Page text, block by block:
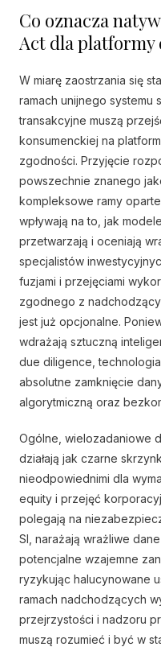
Co oznacza
Act dla platformy
W miarę zaostrzania się
ramach unijnego systemu
transakcyjne muszą
konsumenckiej na
zgodności. Przyjęcie
powszechnie znanego
kompleksowe ramy
wpływają na to, jak
przetwarzają i oceniają
specjalistów
fuzjami i przejęciami
zgodnego z
jest już opcjonalne.
wdrażają sztuczną
due diligence,
absolutne zamknięcie
algorytmiczną oraz
Ogólne, wielozadaniowe
działają jak czarne
nieodpowiednimi dla
equity i przejęć
polegają na
SI, narażają wrażliwe
potencjalne wzajemne
ryzykując halucynowane
ramach nadchodzących
przejrzystości i nadzoru
muszą rozumieć i być w